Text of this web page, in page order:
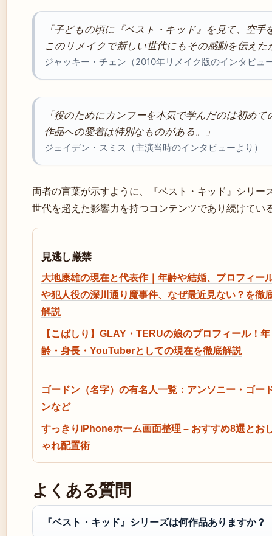
「子どもの頃に『ベスト・キッド』を見て、空
このリメイクで新しい世代にもその感動を伝えた
ジャッキー・チェン（2010年リメイク版のインタビュ
「役のためにカンフーを本気で学んだのは初め
作品への愛着は特別なものがある。」
ジェイデン・スミス（主演当時のインタビューより）
両者の言葉が示すように、『ベスト・キッド』シリー
世代を超えた影響力を持つコンテンツであり続けてい
見逃し厳禁
大地康雄の現在と代表作｜年齢や結婚、プロフィー
や犯人役の深川通り魔事件、なぜ最近見ない？を徹
解説
【こばしり】GLAY・TERUの娘のプロフィール！年
齢・身長・YouTuberとしての現在を徹底解説
ゴードン（名字）の有名人一覧：アンソニー・ゴー
ンなど
すっきりiPhoneホーム画面整理 – おすすめ8選とお
ゃれ配置術
よくある質問
『ベスト・キッド』シリーズは何作品ありますか？